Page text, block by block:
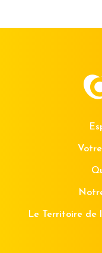
Le Territoire de